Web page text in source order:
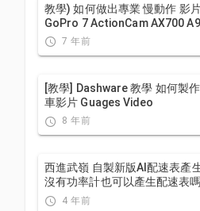
教學) 如何做出專業 慢動作 影
GoPro 7 ActionCam AX700
7 年前
[教學] Dashware 教學 如何製
車影片 Guages Video
8 年前
西進武嶺 自製新版AI配速表產生器 x 賽前攻略 抱佛腳!
沒有功率計也可以產生配速表
前要注意的呢? | 西進武嶺 / 東
4 年前